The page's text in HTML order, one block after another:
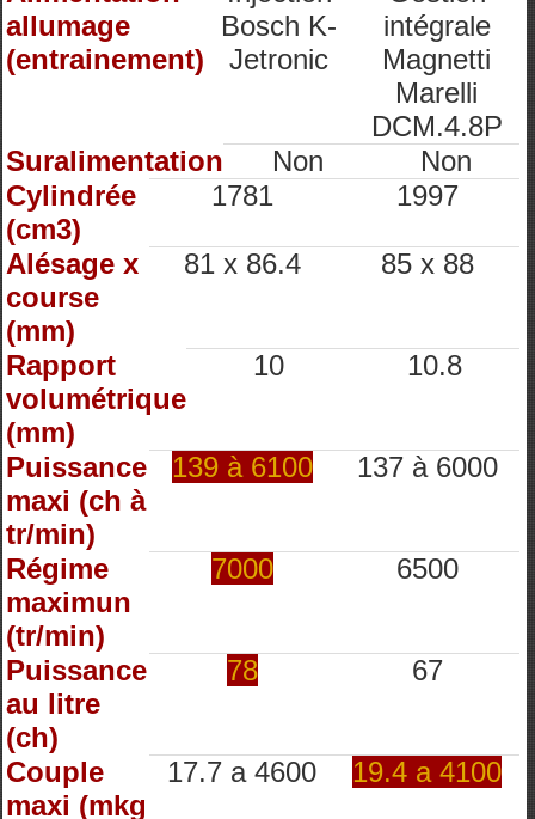
allumage
(entrainement)
Bosch K-
Jetronic
intégrale
Magnetti
Marelli
DCM.4.8P
Suralimentation
Non
Non
Cylindrée
(cm3)
1781 1997
Alésage x
course
(mm)
81 x 86.4 85 x 88
Rapport
volumétrique
(mm)
10 10.8
Puissance
maxi (ch à
tr/min)
139 à 6100 137 à 6000
Régime
maximun
(tr/min)
7000 6500
Puissance
au litre
(ch)
78 67
Couple
maxi (mkg
17.7 a 4600 19.4 a 4100